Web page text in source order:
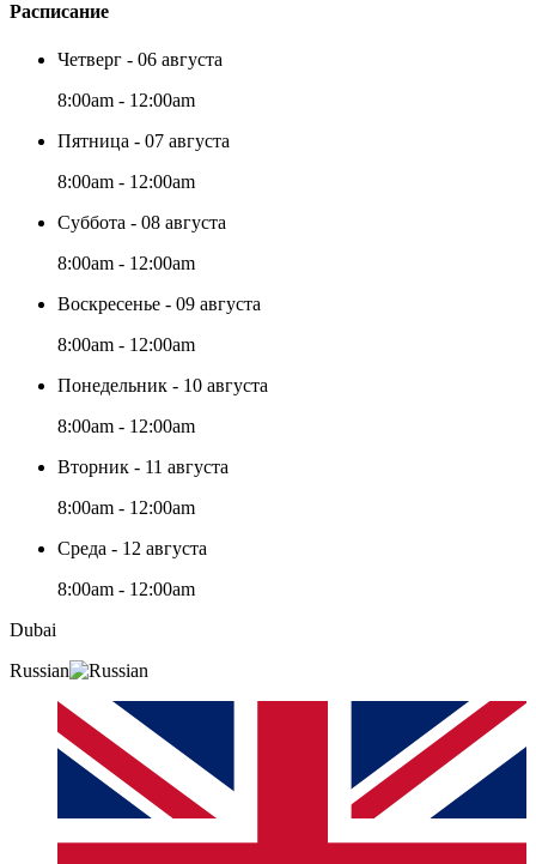
Расписание
Четверг - 06 августа
8:00am - 12:00am
Пятница - 07 августа
8:00am - 12:00am
Суббота - 08 августа
8:00am - 12:00am
Воскресенье - 09 августа
8:00am - 12:00am
Понедельник - 10 августа
8:00am - 12:00am
Вторник - 11 августа
8:00am - 12:00am
Среда - 12 августа
8:00am - 12:00am
Dubai
Russian